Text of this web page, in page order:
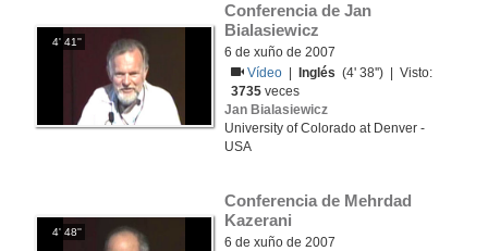
4' 41''
Conferencia de Jan
Bialasiewicz
6 de xuño de 2007
Vídeo
Inglés (4' 38'') | Visto:
3735 veces
Jan Bialasiewicz
University of Colorado at Denver -
USA
4' 48''
Conferencia de Mehrdad
Kazerani
6 de xuño de 2007